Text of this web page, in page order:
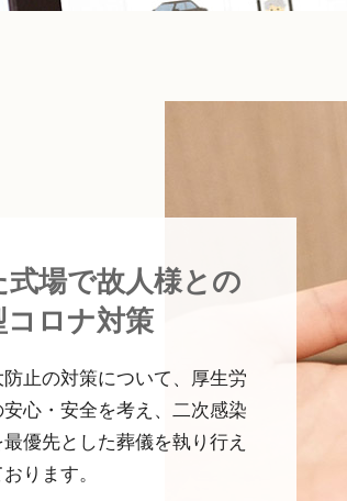
場で故人様との
ロナ対策
止の対策について、厚生労
心・安全を考え、二次感染
優先とした葬儀を執り行え
ります。